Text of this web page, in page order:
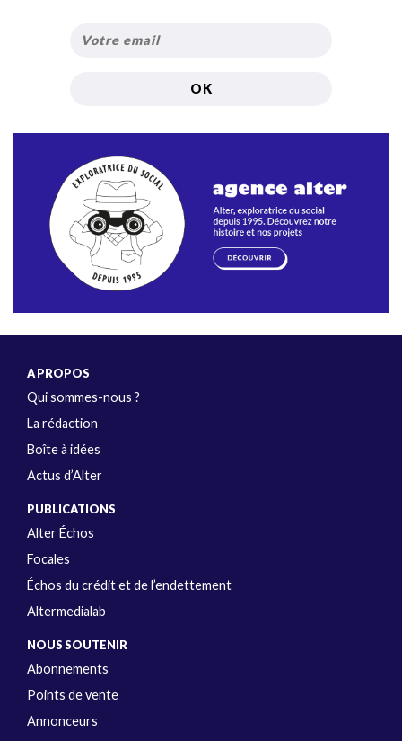
A PROPOS
Qui sommes-nous ?
La rédaction
Boîte à idées
Actus d’Alter
PUBLICATIONS
Alter Échos
Focales
Échos du crédit et de l’endettement
Altermedialab
NOUS SOUTENIR
Abonnements
Points de vente
Annonceurs